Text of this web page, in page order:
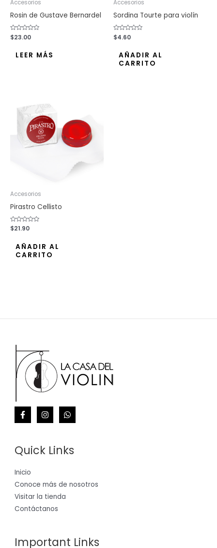
Accesorios
Rosin de Gustave Bernardel
Valorado
con
$23.00
LEER MÁS
Accesorios
Sordina Tourte para violín
Valorado
con
$4.60
AÑADIR AL
CARRITO
Accesorios
Pirastro Cellisto
Valorado
con
$21.90
AÑADIR AL
CARRITO
Quick Links
Inicio
Conoce más de nosotros
Visitar la tienda
Contáctanos
Important Links